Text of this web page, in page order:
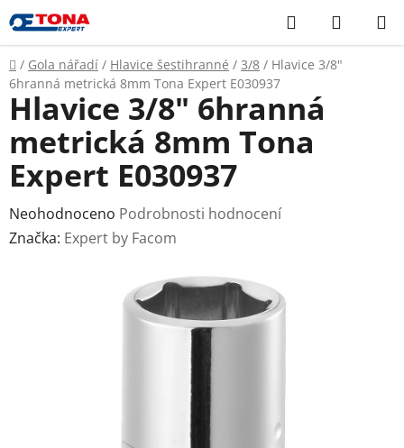
Přejít
na
obsah
Hledat
KOŠÍK
Domů
/ Gola nářadí / Hlavice šestihranné / 3/8 / Hlavice 3/8"
6hranná metrická 8mm Tona Expert E030937
Hlavice 3/8" 6hranná
metrická 8mm Tona
Expert E030937
Průměrné
hodnocení
Neohodnoceno Podrobnosti hodnocení
Značka: Expert by Facom